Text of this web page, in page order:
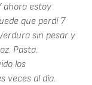
ahora estoy
que perdí 7
sin pesar y
Pasta.
los
veces al día.